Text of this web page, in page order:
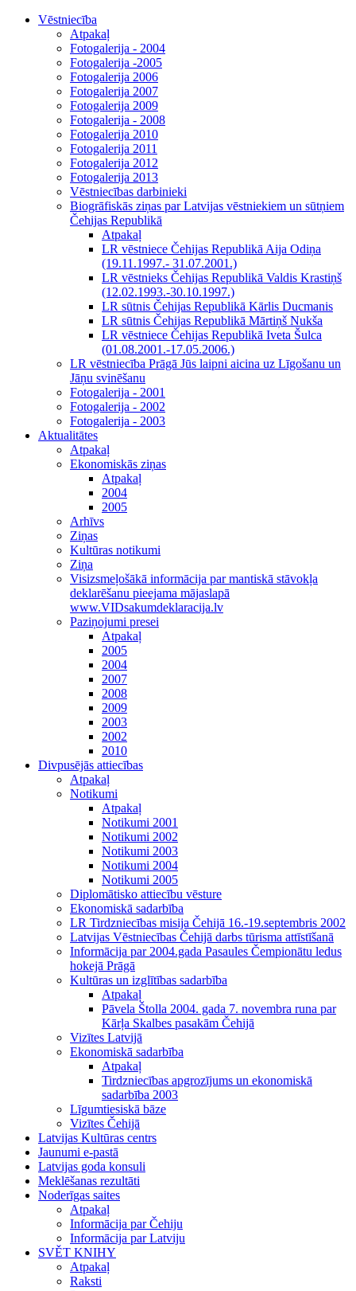
Vēstniecība
Atpakaļ
Fotogalerija - 2004
Fotogalerija -2005
Fotogalerija 2006
Fotogalerija 2007
Fotogalerija 2009
Fotogalerija - 2008
Fotogalerija 2010
Fotogalerija 2011
Fotogalerija 2012
Fotogalerija 2013
Vēstniecības darbinieki
Biogrāfiskās ziņas par Latvijas vēstniekiem un sūtņiem
Čehijas Republikā
Atpakaļ
LR vēstniece Čehijas Republikā Aija Odiņa
(19.11.1997.- 31.07.2001.)
LR vēstnieks Čehijas Republikā Valdis Krastiņš
(12.02.1993.-30.10.1997.)
LR sūtnis Čehijas Republikā Kārlis Ducmanis
LR sūtnis Čehijas Republikā Mārtiņš Nukša
LR vēstniece Čehijas Republikā Iveta Šulca
(01.08.2001.-17.05.2006.)
LR vēstniecība Prāgā Jūs laipni aicina uz Līgošanu un
Jāņu svinēšanu
Fotogalerija - 2001
Fotogalerija - 2002
Fotogalerija - 2003
Aktualitātes
Atpakaļ
Ekonomiskās ziņas
Atpakaļ
2004
2005
Arhīvs
Ziņas
Kultūras notikumi
Ziņa
Visizsmeļošākā informācija par mantiskā stāvokļa
deklarēšanu pieejama mājaslapā
www.VIDsakumdeklaracija.lv
Paziņojumi presei
Atpakaļ
2005
2004
2007
2008
2009
2003
2002
2010
Divpusējās attiecības
Atpakaļ
Notikumi
Atpakaļ
Notikumi 2001
Notikumi 2002
Notikumi 2003
Notikumi 2004
Notikumi 2005
Diplomātisko attiecību vēsture
Ekonomiskā sadarbība
LR Tirdzniecības misija Čehijā 16.-19.septembris 2002
Latvijas Vēstniecības Čehijā darbs tūrisma attīstīšanā
Informācija par 2004.gada Pasaules Čempionātu ledus
hokejā Prāgā
Kultūras un izglītības sadarbība
Atpakaļ
Pāvela Štolla 2004. gada 7. novembra runa par
Kārļa Skalbes pasakām Čehijā
Vizītes Latvijā
Ekonomiskā sadarbība
Atpakaļ
Tirdzniecības apgrozījums un ekonomiskā
sadarbība 2003
Līgumtiesiskā bāze
Vizītes Čehijā
Latvijas Kultūras centrs
Jaunumi e-pastā
Latvijas goda konsuli
Meklēšanas rezultāti
Noderīgas saites
Atpakaļ
Informācija par Čehiju
Informācija par Latviju
SVĚT KNIHY
Atpakaļ
Raksti